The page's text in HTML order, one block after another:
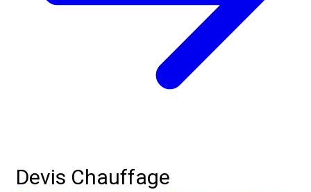
Devis Chauffage